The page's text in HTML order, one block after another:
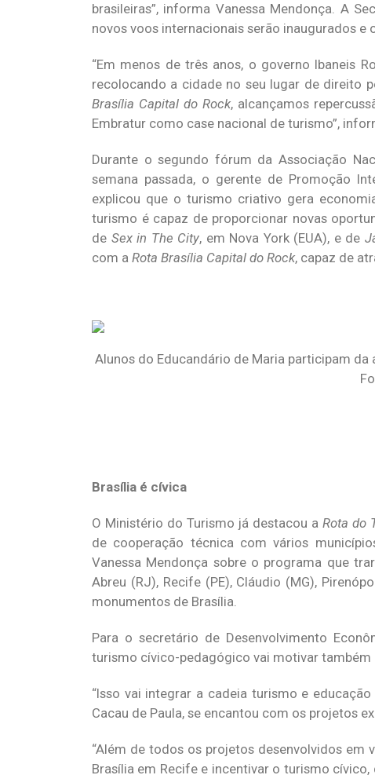
brasileiras”, informa Vanessa Mendonça. A
novos voos internacionais serão inaugurados
“Em menos de três anos, o governo Ibaneis
recolocando a cidade no seu lugar de direito
Brasília Capital do Rock, alcançamos
Embratur como case nacional de turismo”,
Durante o segundo fórum da Associação
semana passada, o gerente de Promoção
explicou que o turismo criativo gera
turismo é capaz de proporcionar novas
de Sex in The City, em Nova York (EUA), e de
com a Rota Brasília Capital do Rock, capaz de
Alunos do Educandário de Maria participam da
Brasília é cívica
O Ministério do Turismo já destacou a Rota do
de cooperação técnica com vários
Vanessa Mendonça sobre o programa que
Abreu (RJ), Recife (PE), Cláudio (MG),
monumentos de Brasília.
Para o secretário de Desenvolvimento
turismo cívico-pedagógico vai motivar
“Isso vai integrar a cadeia turismo e
Cacau de Paula, se encantou com os projetos
“Além de todos os projetos desenvolvidos em
Brasília em Recife e incentivar o turismo